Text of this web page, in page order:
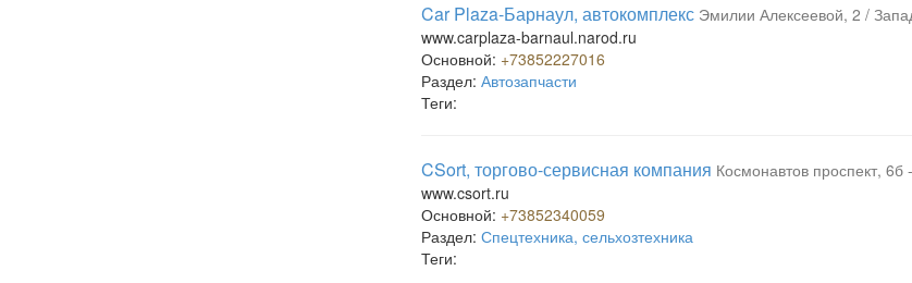
Car Plaza-Барнаул, автокомплекс Эмилии Алексеевой, 2 /
www.carplaza-barnaul.narod.ru
Основной: +73852227016
Раздел: Автозапчасти
Теги:
CSort, торгово-сервисная компания Космонавтов проспект,
www.csort.ru
Основной: +73852340059
Раздел: Спецтехника, сельхозтехника
Теги: